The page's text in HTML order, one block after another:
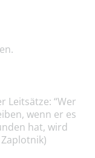
Leitsätze: “Wer
wenn er es
hat, wird